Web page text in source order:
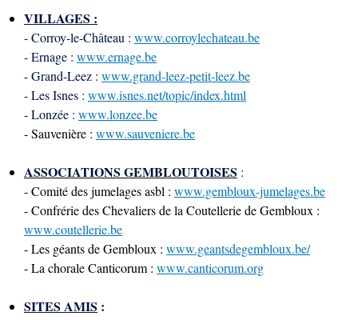
VILLAGES :
- Corroy-le-Château : www.corroylechateau.be
- Ernage : www.ernage.be
- Grand-Leez : www.grand-leez-petit-leez.be
- Les Isnes : www.isnes.net/topic/index.html
- Lonzée : www.lonzee.be
- Sauvenière : www.sauveniere.be
ASSOCIATIONS GEMBLOUTOISES :
- Comité des jumelages asbl : www.gembloux-jumelages.be
- Confrérie des Chevaliers de la Coutellerie de Gembloux :
www.coutellerie.be
- Les géants de Gembloux : www.geantsdegembloux.be/
- La chorale Canticorum : www.canticorum.org
SITES AMIS :